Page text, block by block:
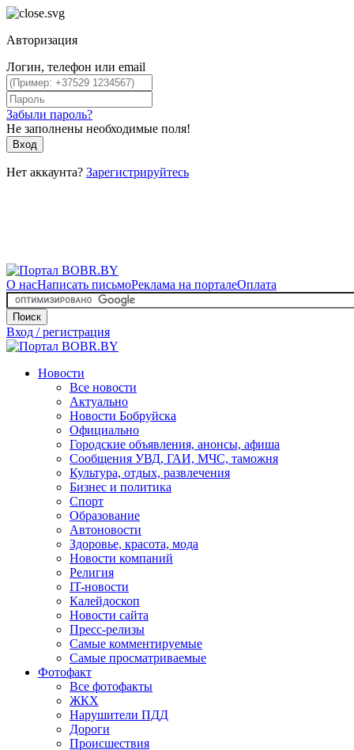
Авторизация
Логин, телефон или email
Забыли пароль?
Не заполнены необходимые поля!
Вход
Нет аккаунта? Зарегистрируйтесь
О насНаписать письмоРеклама на порталеОплата
Поиск
Вход / регистрация
Новости
Все новости
Актуально
Новости Бобруйска
Официально
Городские объявления, анонсы, афиша
Сообщения УВД, ГАИ, МЧС, таможня
Культура, отдых, развлечения
Бизнес и политика
Спорт
Образование
Автоновости
Здоровье, красота, мода
Новости компаний
Религия
IT-новости
Калейдоскоп
Новости сайта
Пресс-релизы
Самые комментируемые
Самые просматриваемые
Фотофакт
Все фотофакты
ЖКХ
Нарушители ПДД
Дороги
Происшествия